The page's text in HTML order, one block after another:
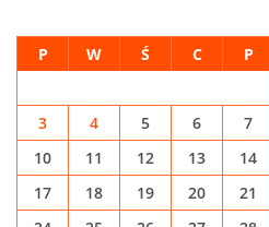
P W Ś C P
3
4 5 6 7
10
11 12 13 14
17
18 19 20 21